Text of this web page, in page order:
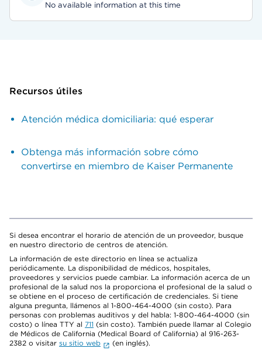
No available information at this time
Recursos útiles
Atención médica domiciliaria: qué esperar
Obtenga más información sobre cómo
convertirse en miembro de Kaiser Permanente
Si desea encontrar el horario de atención de un proveedor, busque
en nuestro directorio de centros de atención.
La información de este directorio en línea se actualiza
periódicamente. La disponibilidad de médicos, hospitales,
proveedores y servicios puede cambiar. La información acerca de un
profesional de la salud nos la proporciona el profesional de la salud o
se obtiene en el proceso de certificación de credenciales. Si tiene
alguna pregunta, llámenos al 1-800-464-4000 (sin costo). Para
personas con problemas auditivos y del habla: 1-800-464-4000 (sin
costo) o línea TTY al 711 (sin costo). También puede llamar al Colegio
de Médicos de California (Medical Board of California) al 916-263-
2382 o visitar su sitio web
(en inglés).